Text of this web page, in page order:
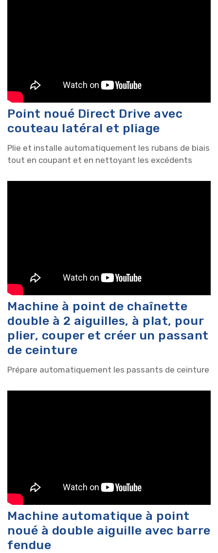
Point noué Direct Drive avec
couteau latéral et pliage
Plie et installe automatiquement les rubans de biais
tout en coupant et en nettoyant les excédents
Machine à point de chaînette
double à 2 aiguilles, à plat, pour
plier, couper et créer un passant
de ceinture
Prépare automatiquement les passants de ceinture
Machine automatique à point
noué à double aiguille avec barre
fendue